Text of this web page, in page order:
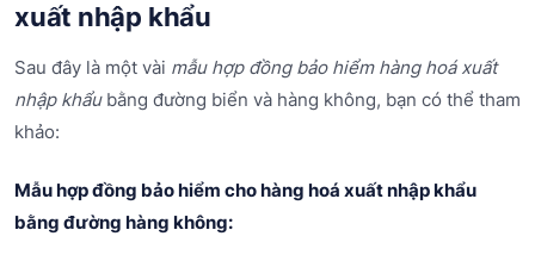
xuất nhập khẩu
Sau đây là một vài mẫu hợp đồng bảo hiểm hàng hoá xuất
nhập khẩubằng đường biển và hàng không, bạn có thể tham
khảo:
Mẫu hợp đồng bảo hiểm cho hàng hoá xuất nhập khẩu
bằng đường hàng không: